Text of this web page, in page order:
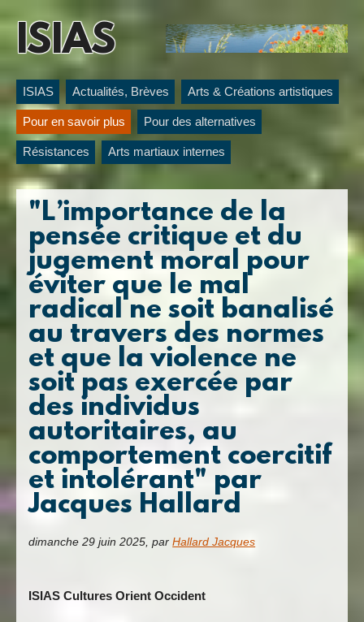
ISIAS
ISIAS Actualités, Brèves Arts & Créations artistiques
Pour en savoir plus Pour des alternatives
Résistances Arts martiaux internes
"L’importance de la
pensée critique et du
jugement moral pour
éviter que le mal
radical ne soit banalisé
au travers des normes
et que la violence ne
soit pas exercée par
des individus
autoritaires, au
comportement coercitif
et intolérant" par
Jacques Hallard
dimanche 29 juin 2025,parHallard Jacques
ISIAS Cultures Orient Occident